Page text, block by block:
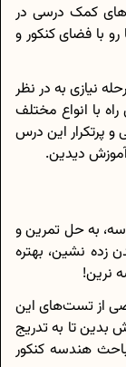
کمک درسی در
رو با فضای کنکور و
نیازی به در نظر
با انواع مختلف
پرتکرار این درس
آموزش دیدین.
به حل تمرین و
زده نشین، بهتره
نرین!
از تست‌های این
بدین تا به تدریج
هندسه کنکور